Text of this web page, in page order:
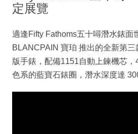
定展覽
適逢Fifty Fathoms五十噚潛水錶面
BLANCPAIN 寶珀 推出的全新第
版手錶，配備1151自動上鍊機芯，
色系的藍寶石錶圈，潛水深度達